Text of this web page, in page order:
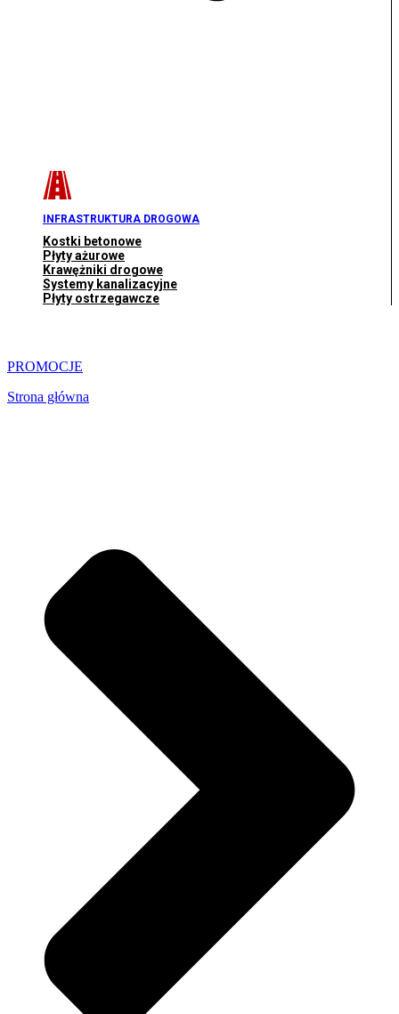
INFRASTRUKTURA DROGOWA
Kostki betonowe
Płyty ażurowe
Krawężniki drogowe
Systemy kanalizacyjne
Płyty ostrzegawcze
PROMOCJE
Strona główna